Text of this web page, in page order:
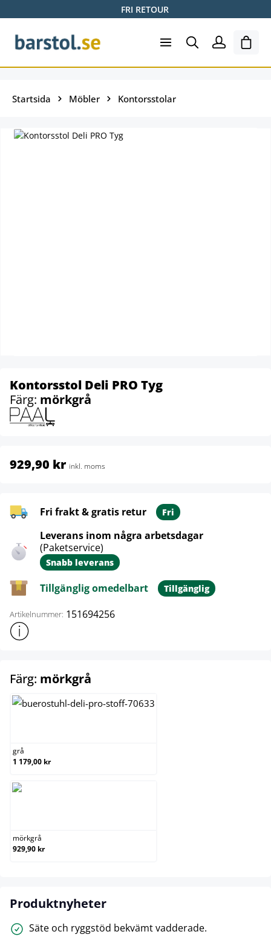
FRI RETOUR
Startsida Möbler Kontorsstolar
Kontorsstol Deli PRO Tyg
Färg: mörkgrå
929,90 kr inkl. moms
Fri frakt & gratis retur Fri
Leverans inom några arbetsdagar
(Paketservice)
Snabb leverans
Tillgänglig omedelbart Tillgänglig
Artikelnummer: 151694256
Visa mer produktinformation
Färg: mörkgrå
grå
1 179,00 kr
mörkgrå
929,90 kr
Produktnyheter
Säte och ryggstöd bekvämt vadderade.